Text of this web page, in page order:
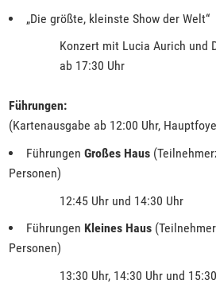
„Die größte, kleinste Show der Welt“
Konzert mit Lucia Aurich und
ab 17:30 Uhr
Führungen:
(Kartenausgabe ab 12:00 Uhr,
FührungenGroßes Haus
Personen)
12:45 Uhr und 14:30 Uhr
Führungen Kleines Haus
Personen)
13:30 Uhr, 14:30 Uhr und 15:30